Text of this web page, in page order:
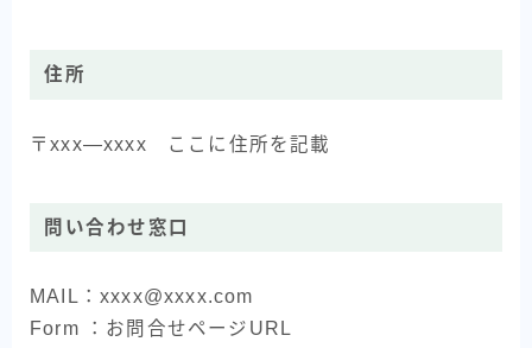
住所
〒xxx―xxxx ここに住所を記載
問い合わせ窓口
MAIL：xxxx@xxxx.com
Form ：お問合せページURL